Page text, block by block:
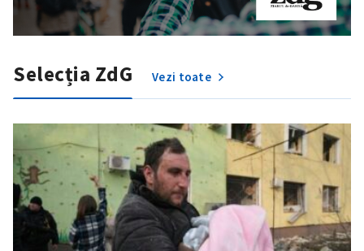
Selecția ZdG Vezi toate
ȘTIREA MEA
+ Adaugă titlu
Fotografie
+ Încarcă imagine
Link media+ Link media